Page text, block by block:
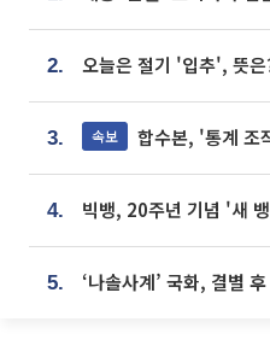
2. 오늘은 절기 '입추', 뜻은
3. 속보 합수본, '통계 조작' 서울·
4.
5.